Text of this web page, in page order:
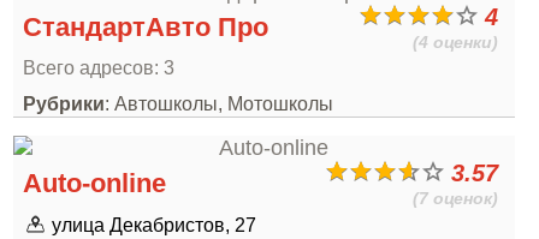
4
(4 оценки)
СтандартАвто Про
Всего адресов: 3
Рубрики: Автошколы, Мотошколы
3.57
(7 оценок)
Auto-online
улица Декабристов, 27